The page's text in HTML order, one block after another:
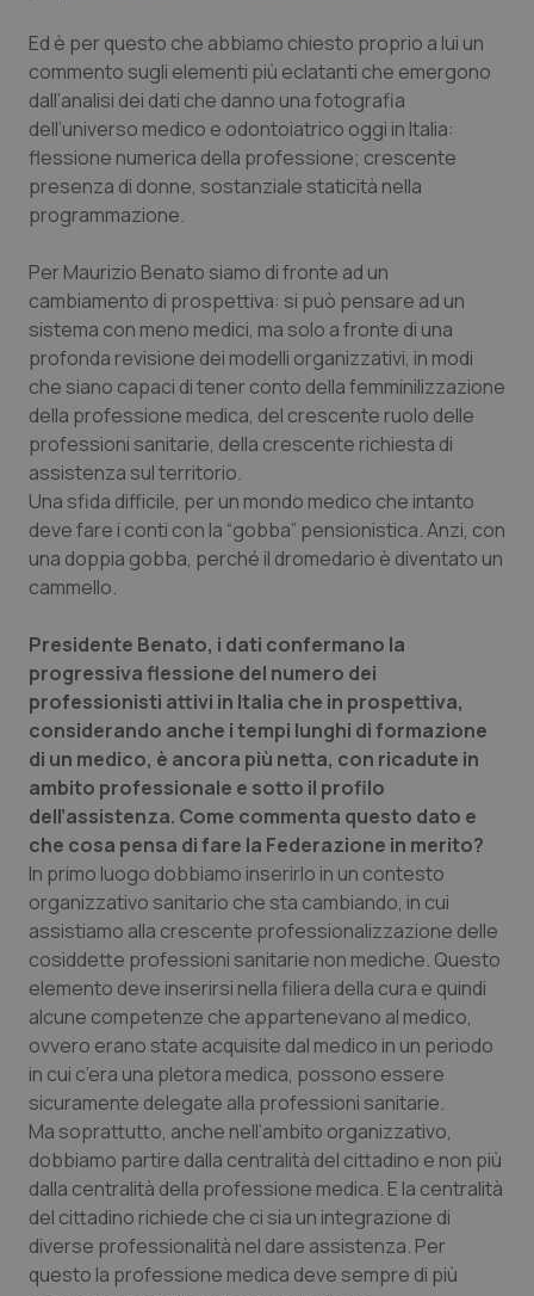
Friuli Venezia Giulia
Lazio
Liguria
Lombardia
Marche
Molise
Piemonte
Provincia Autonoma di Bolzano
Provincia Autonoma di Trento
Puglia
Sardegna
Sicilia
Toscana
Umbria
Valle D’Aosta
Veneto
Dermatite Atopica
Diabete & glucometri
Disturbi dell’umore
Dolore
Donna & Salute
Epatiti
HIV
Infezioni & Febbre
Ipertensione & Scompenso
Malattie rare
Malattia di Crohn & Rettocolite Ulcerosa
Neuroscienze & patologie neurodegenerative
Obesità
Oftalmologia
Oncodermatologia
Oncoematologia
Oncologia & Nutrizione
Psoriasi & pelle
Quotidiano Cardiologia
Quotidiano Chirurgia
Ed è per questo che abbiamo chiesto proprio a lui un
commento sugli elementi più eclatanti che emergono
dall’analisi dei dati che danno una fotografia
dell’universo medico e odontoiatrico oggi in Italia:
flessione numerica della professione; crescente
presenza di donne, sostanziale staticità nella
programmazione.
Per Maurizio Benato siamo di fronte ad un
cambiamento di prospettiva: si può pensare ad un
sistema con meno medici, ma solo a fronte di una
profonda revisione dei modelli organizzativi, in modi
che siano capaci di tener conto della femminilizzazione
della professione medica, del crescente ruolo delle
professioni sanitarie, della crescente richiesta di
assistenza sul territorio.
Una sfida difficile, per un mondo medico che intanto
deve fare i conti con la “gobba” pensionistica. Anzi, con
una doppia gobba, perché il dromedario è diventato un
cammello.
Presidente Benato, i dati confermano la
progressiva flessione del numero dei
professionisti attivi in Italia che in prospettiva,
considerando anche i tempi lunghi di formazione
di un medico, è ancora più netta, con ricadute in
ambito professionale e sotto il profilo
dell’assistenza. Come commenta questo dato e
che cosa pensa di fare la Federazione in merito?
In primo luogo dobbiamo inserirlo in un contesto
organizzativo sanitario che sta cambiando, in cui
assistiamo alla crescente professionalizzazione delle
cosiddette professioni sanitarie non mediche. Questo
elemento deve inserirsi nella filiera della cura e quindi
alcune competenze che appartenevano al medico,
ovvero erano state acquisite dal medico in un periodo
in cui c’era una pletora medica, possono essere
sicuramente delegate alla professioni sanitarie.
Ma soprattutto, anche nell’ambito organizzativo,
dobbiamo partire dalla centralità del cittadino e non più
dalla centralità della professione medica. E la centralità
del cittadino richiede che ci sia un integrazione di
diverse professionalità nel dare assistenza. Per
questo la professione medica deve sempre di più